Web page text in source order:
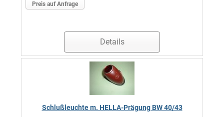
Preis auf Anfrage
Details
Schlußleuchte m. HELLA-Prägung BW 40/43